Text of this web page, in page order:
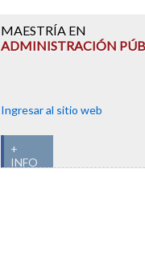
MAESTRÍA EN
ADMINISTRACIÓN
Ingresar al sitio web
+
INFO